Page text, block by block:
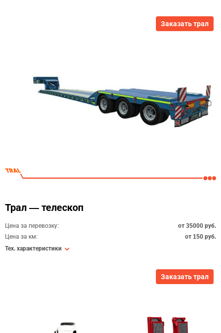
Заказать трал
Трал — телескоп
Цена за перевозку:
от 35000 руб.
Цена за км:
от 150 руб.
Тех. характеристики
Заказать трал